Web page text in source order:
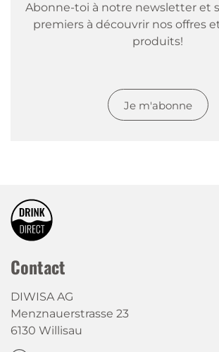
Abonne-toi à notre newsletter et
premiers à découvrir nos offres
produits!
Je m'abonne
Contact
DIWISA AG
Menznauerstrasse 23
6130 Willisau